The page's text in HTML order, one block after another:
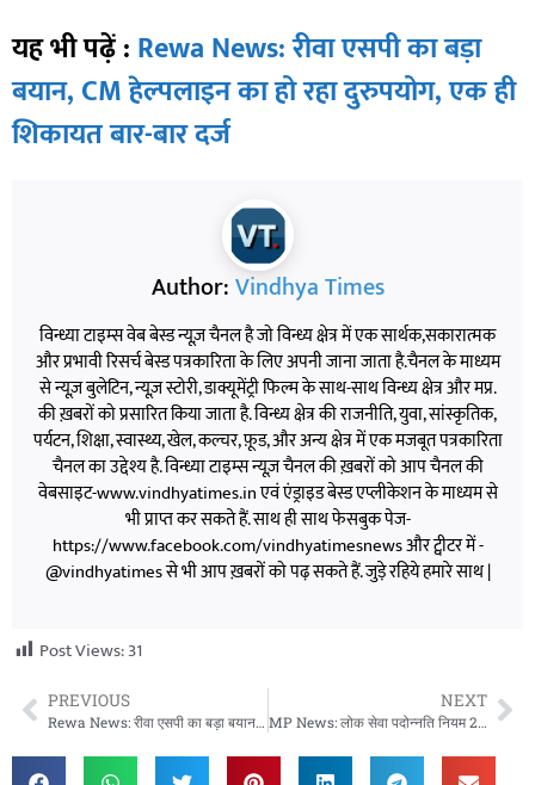
यह भी पढ़ें : Rewa News: रीवा एसपी का बड़ा
बयान, CM हेल्पलाइन का हो रहा दुरुपयोग, एक ही
शिकायत बार-बार दर्ज
Author:Vindhya Times
विन्ध्या टाइम्स वेब बेस्ड न्यूज़ चैनल है जो विन्ध्य क्षेत्र में एक सार्थक,सकारात्मक
और प्रभावी रिसर्च बेस्ड पत्रकारिता के लिए अपनी जाना जाता है.चैनल के माध्यम
से न्यूज़ बुलेटिन, न्यूज़ स्टोरी, डाक्यूमेंट्री फिल्म के साथ-साथ विन्ध्य क्षेत्र और मप्र.
की ख़बरों को प्रसारित किया जाता है. विन्ध्य क्षेत्र की राजनीति, युवा, सांस्कृतिक,
पर्यटन, शिक्षा, स्वास्थ्य, खेल, कल्चर, फ़ूड, और अन्य क्षेत्र में एक मजबूत पत्रकारिता
चैनल का उद्देश्य है. विन्ध्या टाइम्स न्यूज़ चैनल की ख़बरों को आप चैनल की
वेबसाइट-www.vindhyatimes.in एवं एंड्राइड बेस्ड एप्लीकेशन के माध्यम से
भी प्राप्त कर सकते हैं. साथ ही साथ फेसबुक पेज-
https://www.facebook.com/vindhyatimesnews और ट्वीटर में -
@vindhyatimes से भी आप ख़बरों को पढ़ सकते हैं. जुड़े रहिये हमारे साथ |
Post Views:31
PREVIOUS
Rewa News: रीवा एसपी का बड़ा बयान, CM हेल्पलाइन का हो रहा दुरुपयोग, एक ही शिकायत बार-बार दर्ज
NEXT
MP News: लोक सेवा पदोन्नति नियम 2025 के तहत वरिष्ठता सूची तैयार करने के निर्देश, विभागों में शुरू हुई प्रक्रिया